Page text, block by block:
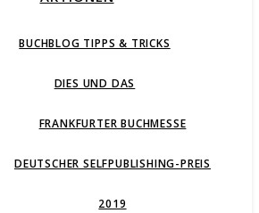
BUCHBLOG TIPPS & TRICKS
DIES UND DAS
FRANKFURTER BUCHMESSE
DEUTSCHER SELFPUBLISHING-PREIS
2019